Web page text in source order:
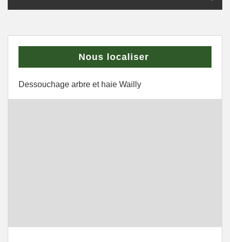
Nous localiser
Dessouchage arbre et haie Wailly